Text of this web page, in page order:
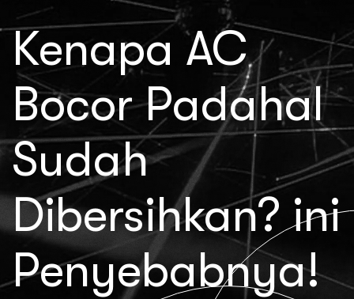
Kenapa AC
Bocor Padahal
Sudah
Dibersihkan? ini
Penyebabnya!